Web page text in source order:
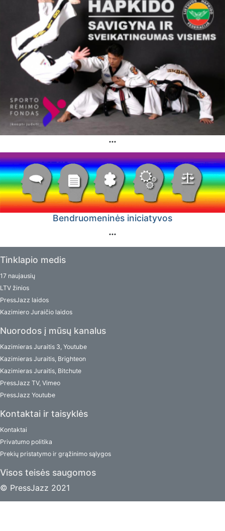
Bendruomeninės iniciatyvos
Tinklapio medis
17 naujausių
LTV žinios
PressJazz laidos
Kazimiero Juraičio laidos
Nuorodos į mūsų kanalus
Kazimieras Juraitis 3, Youtube
Kazimieras Juraitis, Brighteon
Kazimieras Juraitis, Bitchute
PressJazz TV, Vimeo
PressJazz Youtube
Kontaktai ir taisyklės
Kontaktai
Privatumo politika
Prekių pristatymo ir grąžinimo sąlygos
Visos teisės saugomos
© PressJazz 2021